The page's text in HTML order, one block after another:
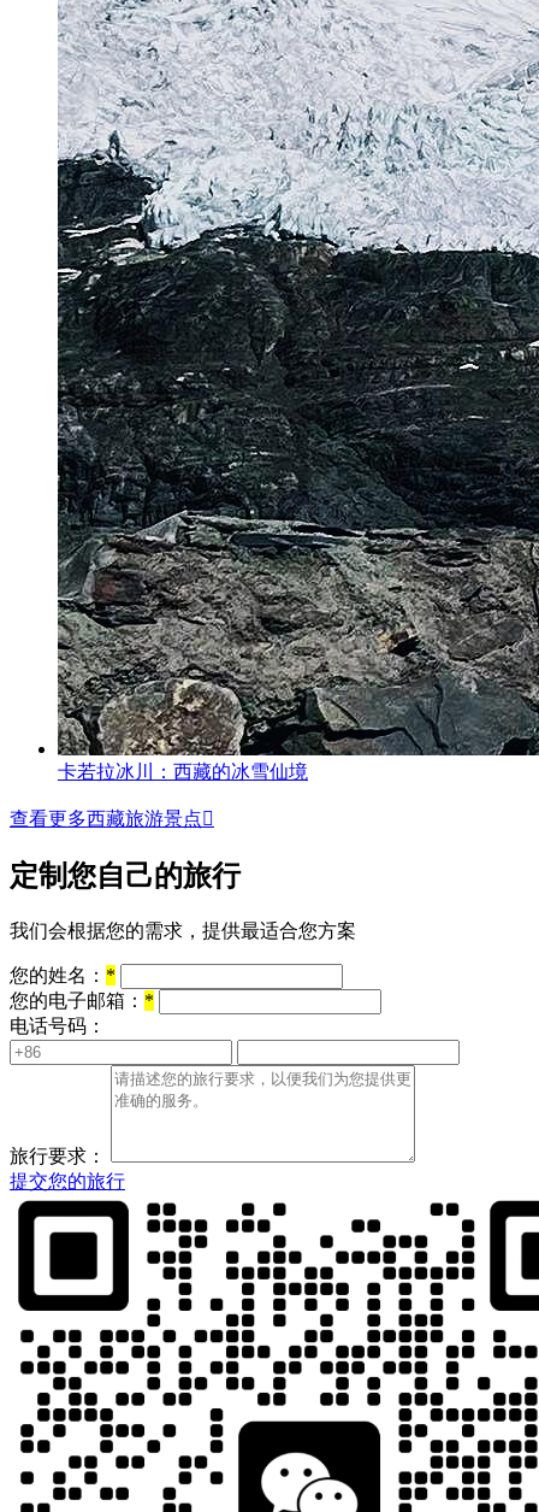
卡若拉冰川：西藏的冰雪仙境
查看更多西藏旅游景点
定制您自己的旅行
我们会根据您的需求，提供最适合您方案
您的姓名： *
您的电子邮箱： *
电话号码：
旅行要求：
提交您的旅行